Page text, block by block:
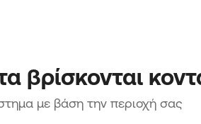
βρίσκονται
με βάση την περιοχή σας